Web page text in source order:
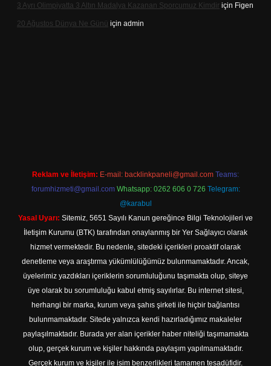
3 Ayrı Olimpiyatta 3 Altın Madalya Kazanan Sporcumuz Kimdir için Figen
20 Ağustos Dünya Ne Günü için admin
Reklam ve İletişim: E-mail: backlinkpaneli@gmail.com Teams:
forumhizmeti@gmail.com Whatsapp: 0262 606 0 726 Telegram:
@karabul
Yasal Uyarı: Sitemiz, 5651 Sayılı Kanun gereğince Bilgi Teknolojileri ve
İletişim Kurumu (BTK) tarafından onaylanmış bir Yer Sağlayıcı olarak
hizmet vermektedir. Bu nedenle, sitedeki içerikleri proaktif olarak
denetleme veya araştırma yükümlülüğümüz bulunmamaktadır. Ancak,
üyelerimiz yazdıkları içeriklerin sorumluluğunu taşımakta olup, siteye
üye olarak bu sorumluluğu kabul etmiş sayılırlar. Bu internet sitesi,
herhangi bir marka, kurum veya şahıs şirketi ile hiçbir bağlantısı
bulunmamaktadır. Sitede yalnızca kendi hazırladığımız makaleler
paylaşılmaktadır. Burada yer alan içerikler haber niteliği taşımamakta
olup, gerçek kurum ve kişiler hakkında paylaşım yapılmamaktadır.
Gerçek kurum ve kişiler ile isim benzerlikleri tamamen tesadüfidir.